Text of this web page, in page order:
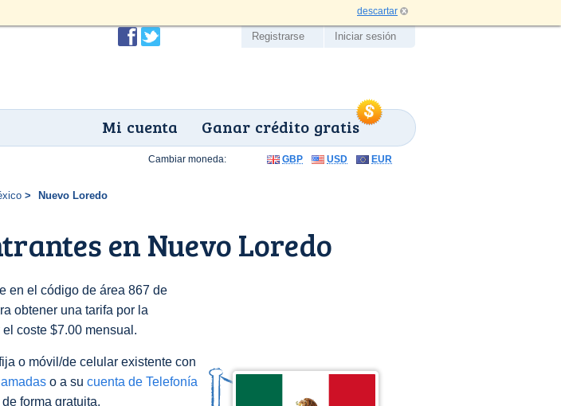
descartar
Ganar crédito gratis
Mi cuenta
Registrarse Iniciar sesión
Nuevo Loredo
en Nuevo Loredo
en el código de área 867 de
obtener una tarifa por la
coste $7.00 mensual.
o móvil/de celular existente con
o a su cuenta de Telefonía
forma gratuita.
Cambiar moneda: GBP USD EUR